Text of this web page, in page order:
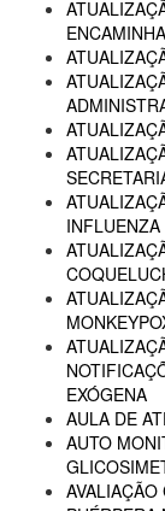
EXÓGENA
AULA DE
AUTO